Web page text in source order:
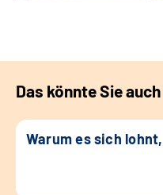
Das könnte Sie
Warum es sich